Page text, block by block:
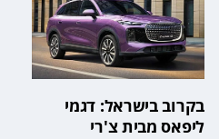
בקרוב בישראל: דגמי
ליפאס מבית צ'רי